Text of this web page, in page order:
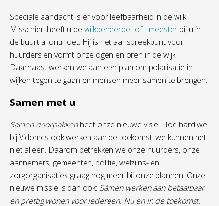
Speciale aandacht is er voor leefbaarheid in de wijk.
Misschien heeft u de wijkbeheerder of - meester bij u in
de buurt al ontmoet. Hij is het aanspreekpunt voor
huurders en vormt onze ogen en oren in de wijk.
Daarnaast werken we aan een plan om polarisatie in
wijken tegen te gaan en mensen meer samen te brengen.
Samen met u
Samen doorpakkenheet onze nieuwe visie. Hoe hard we
bij Vidomes ook werken aan de toekomst, we kunnen het
niet alleen. Daarom betrekken we onze huurders, onze
aannemers, gemeenten, politie, welzijns- en
zorgorganisaties graag nog meer bij onze plannen. Onze
nieuwe missie is dan ook: Sámen werken aan betaalbaar
en prettig wonen voor iedereen. Nu en in de toekomst.